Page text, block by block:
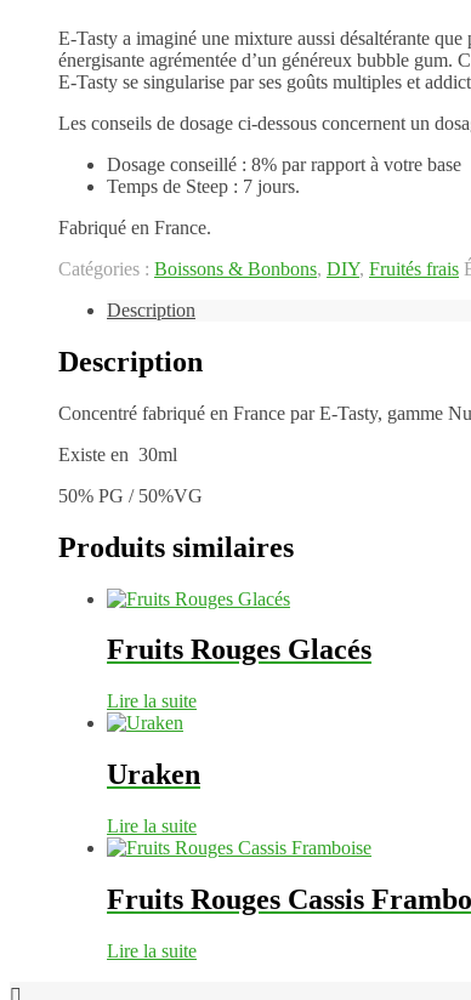
E-Tasty a imaginé une mixture aussi désaltérante
énergisante agrémentée d’un généreux bubble
E-Tasty se singularise par ses goûts multiples et
Les conseils de dosage ci-dessous concernent un
Dosage conseillé : 8% par rapport à votre base
Temps de Steep : 7 jours.
Fabriqué en France.
Catégories : Boissons & Bonbons, DIY, Fruités frais
Description
Description
Concentré fabriqué en France par E-Tasty, gamme
Existe en 30ml
50% PG / 50%VG
Produits similaires
Fruits Rouges Glacés
Lire la suite
Uraken
Lire la suite
Fruits Rouges Cassis
Lire la suite